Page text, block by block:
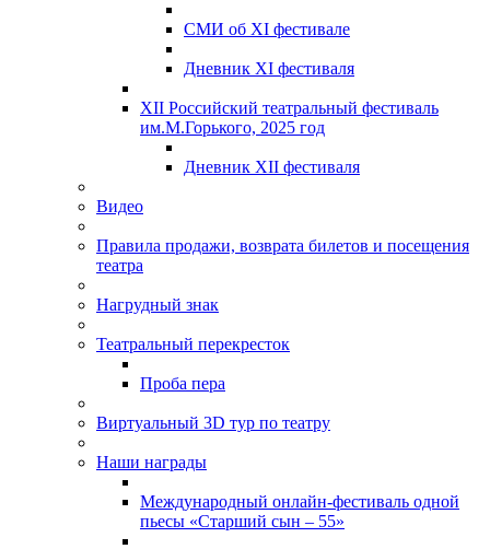
СМИ об XI фестивале
Дневник XI фестиваля
XII Российский театральный фестиваль
им.М.Горького, 2025 год
Дневник XII фестиваля
Видео
Правила продажи, возврата билетов и посещения
театра
Нагрудный знак
Театральный перекресток
Проба пера
Виртуальный 3D тур по театру
Наши награды
Международный онлайн-фестиваль одной
пьесы «Старший сын – 55»